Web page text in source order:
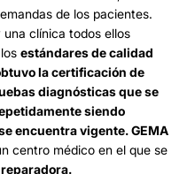
de los pacientes.
clínica todos ellos
estándares de calidad
la certificación de
diagnósticas que se
siendo
encuentra vigente. GEMA
centro médico en el que se